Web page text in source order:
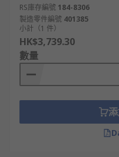
The major
helmet is that they are
their fixed-darkness
to choose the welding
the job at hand.
Welding Mask
Metal arc welding
RS庫存編號 184-8306
製造零件編號 401385
小計（1 件）
HK$3,739.30
數量